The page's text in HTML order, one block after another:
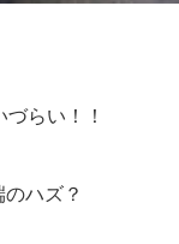
らい！！
ハズ？